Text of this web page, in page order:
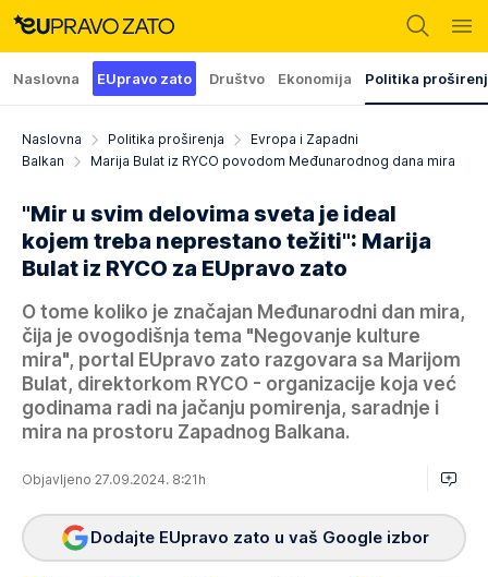
Naslovna EUpravo zato Društvo Ekonomija Politika
Naslovna Politika proširenja
Evropa i Zapadni
Balkan
Marija Bulat iz RYCO povodom Međunarodnog dana mira
"Mir u svim delovima sveta je ideal
kojem treba neprestano težiti": Marija
Bulat iz RYCO za EUpravo zato
O tome koliko je značajan Međunarodni dan mira,
čija je ovogodišnja tema "Negovanje kulture
mira", portal EUpravo zato razgovara sa Marijom
Bulat, direktorkom RYCO - organizacije koja već
godinama radi na jačanju pomirenja, saradnje i
mira na prostoru Zapadnog Balkana.
Objavljeno 27.09.2024. 8:21h
Dodajte EUpravo zato u vaš Google izbor